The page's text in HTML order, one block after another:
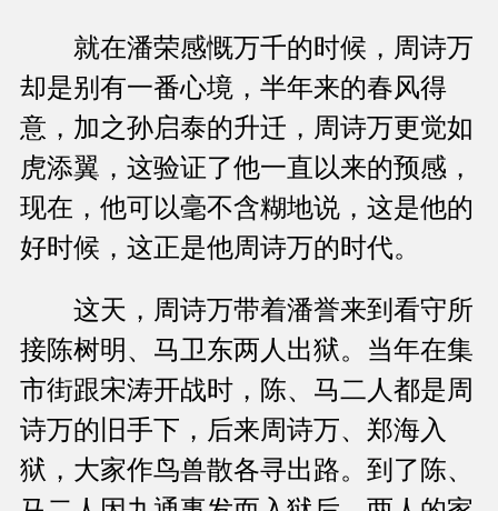
就在潘荣感慨万千的时候，周诗万
却是别有一番心境，半年来的春风得
意，加之孙启泰的升迁，周诗万更觉如
虎添翼，这验证了他一直以来的预感，
现在，他可以毫不含糊地说，这是他的
好时候，这正是他周诗万的时代。
这天，周诗万带着潘誉来到看守所
接陈树明、马卫东两人出狱。当年在集
市街跟宋涛开战时，陈、马二人都是周
诗万的旧手下，后来周诗万、郑海入
狱，大家作鸟兽散各寻出路。到了陈、